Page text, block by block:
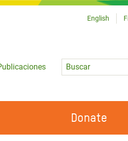
English
Donate